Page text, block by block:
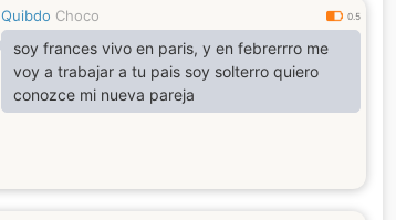
Quibdo Choco 0.5
soy frances vivo en paris, y en febrerrro me
voy a trabajar a tu pais soy solterro quiero
conozce mi nueva pareja